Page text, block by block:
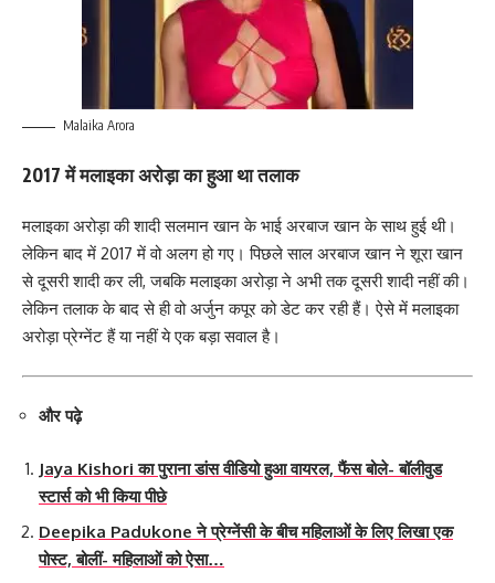
Malaika Arora
2017 में मलाइका अरोड़ा का हुआ था तलाक
मलाइका अरोड़ा की शादी सलमान खान के भाई अरबाज खान के साथ हुई थी।
लेकिन बाद में 2017 में वो अलग हो गए। पिछले साल अरबाज खान ने शूरा खान
से दूसरी शादी कर ली, जबकि मलाइका अरोड़ा ने अभी तक दूसरी शादी नहीं की।
लेकिन तलाक के बाद से ही वो अर्जुन कपूर को डेट कर रही हैं। ऐसे में मलाइका
अरोड़ा प्रेग्नेंट हैं या नहीं ये एक बड़ा सवाल है।
और पढ़े
Jaya Kishori का पुराना डांस वीडियो हुआ वायरल, फैंस बोले- बॉलीवुड
स्टार्स को भी किया पीछे
Deepika Padukone ने प्रेग्नेंसी के बीच महिलाओं के लिए लिखा एक
पोस्ट, बोलीं- महिलाओं को ऐसा…